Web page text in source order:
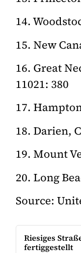
14.
15. New
16. Great
11021: 380
17.
18. Darien,
19. Mount
20. Long
Source:
Riesiges
fertiggestellt